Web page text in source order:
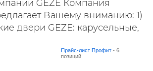
GEZE Компания
Вашему вниманию: 1)
двери GEZE: карусельные,
Прайс-лист Профит - 6
позиций